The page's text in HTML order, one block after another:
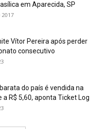
em Aparecida, SP
Vítor Pereira após perder
consecutivo
do país é vendida na
a R$ 5,60, aponta Ticket Log